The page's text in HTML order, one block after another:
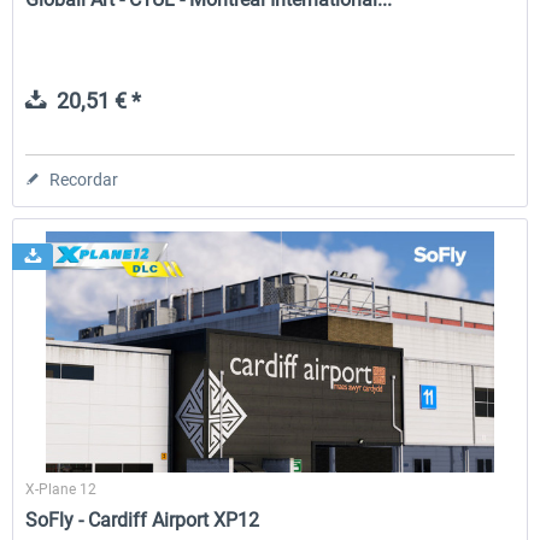
20,51 € *
Recordar
X-Plane 12
SoFly - Cardiff Airport XP12